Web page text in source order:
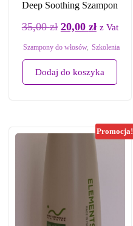
Deep Soothing Szampon
35,00zł 20,00 zł z Vat
Szampony do włosów, Szkolenia
Dodaj do koszyka
Promocja!